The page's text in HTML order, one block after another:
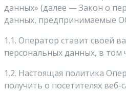
данных» (далее — Закон о
данных, предпринимаемые
1.1. Оператор ставит своей
персональных данных, в том
1.2. Настоящая политика
получить о посетителях